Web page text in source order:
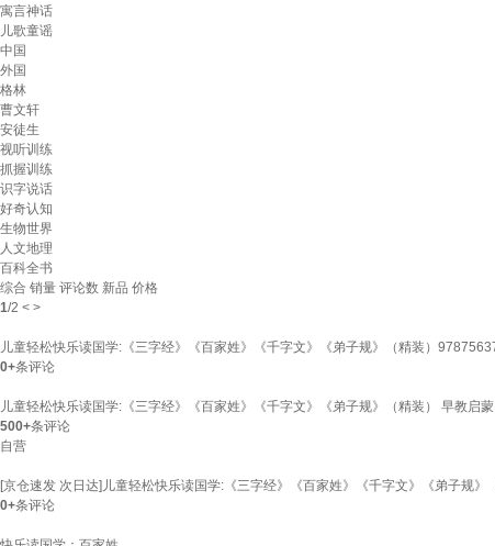
寓言神话
儿歌童谣
中国
外国
格林
曹文轩
安徒生
视听训练
抓握训练
识字说话
好奇认知
生物世界
人文地理
百科全书
综合 销量 评论数 新品 价格
1/2 < >
儿童轻松快乐读国学:《三字经》《百家姓》《千字文》《弟子规》（精装）
0+条评论
儿童轻松快乐读国学:《三字经》《百家姓》《千字文》《弟子规》（精装） 早教启蒙
500+条评论
自营
[京仓速发 次日达]儿童轻松快乐读国学:《三字经》《百家姓》《千字文》《弟子规》
0+条评论